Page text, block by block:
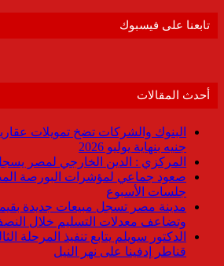
تابعنا على فيسبوك
أحدث المقالات
جنيه بنهاية يوليو 2026
المركزي : الدين الخارجي لمصر يسجل 164.77 مليار
صعود جماعي لمؤشرات البورصة
جلسات الأسبوع
وتضاعف معدلات التسليم خلال النصف
الدكتور سويلم يتابع تنفيذ المرحلة
قناطر إدفينا على نهر النيل